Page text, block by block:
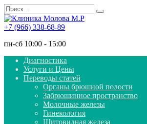
Перейти
к
содержанию
Search
for:
+7 (966) 338-68-89
пн-сб 10:00 - 15:00
Диагностика
Услуги и Цены
Переводы статей
Органы брюшной полости
Забрюшинное пространство
Молочные железы
Гинекология
Щитовидная железа